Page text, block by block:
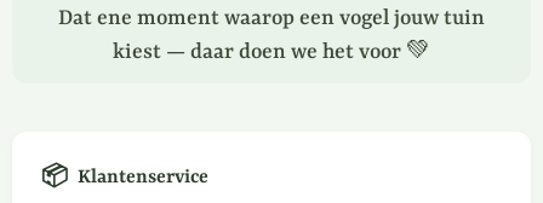
Dat ene moment waarop een vogel jouw tuin
kiest — daar doen we het voor 💚
📦 Klantenservice